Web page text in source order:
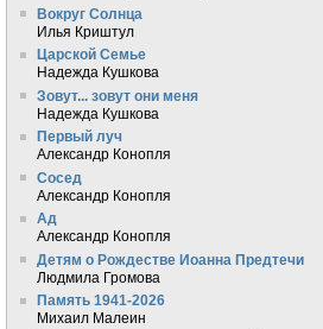
Вокруг Солнца
Илья Криштул
Царской Семье
Надежда Кушкова
Зовут... зовут они меня
Надежда Кушкова
Первый луч
Александр Конопля
Сосед
Александр Конопля
Ад
Александр Конопля
Детям о Рождестве Иоанна Предтечи
Людмила Громова
Память 1941-2026
Михаил Малеин